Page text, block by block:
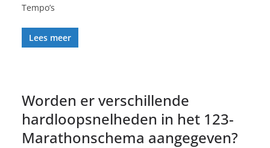
Tempo’s
Lees meer
Worden er verschillende
hardloopsnelheden in het 123-
Marathonschema aangegeven?